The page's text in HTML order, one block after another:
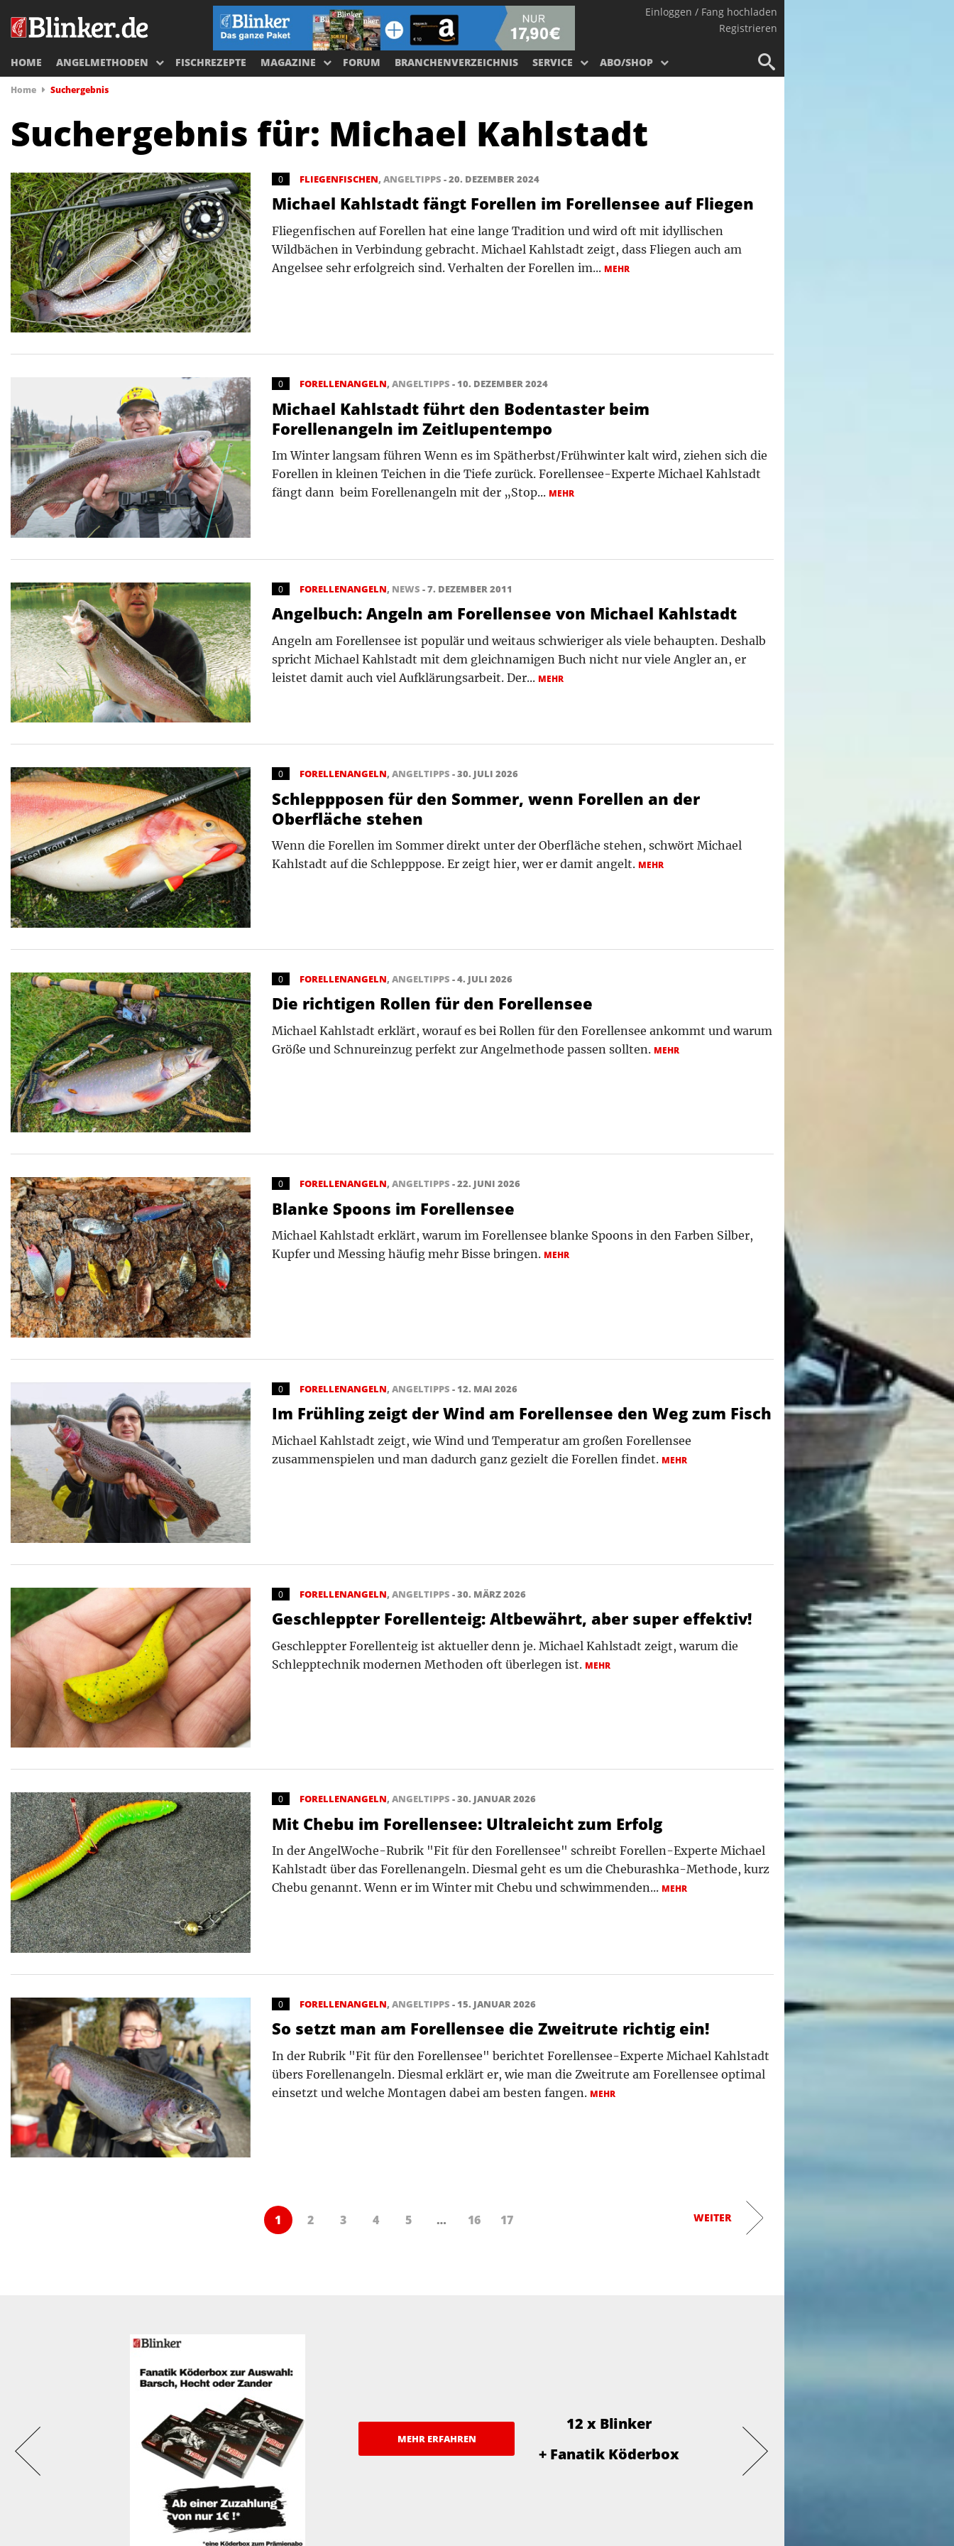
Einloggen / Fang hochladen
Registrieren
HOME ANGELMETHODEN FISCHREZEPTE MAGAZINE FORUM BRANCHENVERZEICHNIS SERVICE ABO/SHOP
Home Suchergebnis
Suchergebnis für: Michael Kahlstadt
0 FLIEGENFISCHEN,ANGELTIPPS - 20. DEZEMBER 2024
Michael Kahlstadt fängt Forellen im Forellensee auf Fliegen
Fliegenfischen auf Forellen hat eine lange Tradition und wird oft mit idyllischen
Wildbächen in Verbindung gebracht. Michael Kahlstadt zeigt, dass Fliegen auch am
Angelsee sehr erfolgreich sind. Verhalten der Forellen im... MEHR
0 FORELLENANGELN,ANGELTIPPS - 10. DEZEMBER 2024
Michael Kahlstadt führt den Bodentaster beim
Forellenangeln im Zeitlupentempo
Im Winter langsam führen Wenn es im Spätherbst/Frühwinter kalt wird, ziehen sich die
Forellen in kleinen Teichen in die Tiefe zurück. Forellensee-Experte Michael Kahlstadt
fängt dann beim Forellenangeln mit der „Stop... MEHR
0 FORELLENANGELN, NEWS - 7. DEZEMBER 2011
Angelbuch: Angeln am Forellensee von Michael Kahlstadt
Angeln am Forellensee ist populär und weitaus schwieriger als viele behaupten. Deshalb
spricht Michael Kahlstadt mit dem gleichnamigen Buch nicht nur viele Angler an, er
leistet damit auch viel Aufklärungsarbeit. Der... MEHR
0 FORELLENANGELN,ANGELTIPPS - 30. JULI 2026
Schleppposen für den Sommer, wenn Forellen an der
Oberfläche stehen
Wenn die Forellen im Sommer direkt unter der Oberfläche stehen, schwört Michael
Kahlstadt auf die Schlepppose. Er zeigt hier, wer er damit angelt. MEHR
0 FORELLENANGELN,ANGELTIPPS - 4. JULI 2026
Die richtigen Rollen für den Forellensee
Michael Kahlstadt erklärt, worauf es bei Rollen für den Forellensee ankommt und warum
Größe und Schnureinzug perfekt zur Angelmethode passen sollten. MEHR
0 FORELLENANGELN,ANGELTIPPS - 22. JUNI 2026
Blanke Spoons im Forellensee
Michael Kahlstadt erklärt, warum im Forellensee blanke Spoons in den Farben Silber,
Kupfer und Messing häufig mehr Bisse bringen. MEHR
0 FORELLENANGELN,ANGELTIPPS - 12. MAI 2026
Im Frühling zeigt der Wind am Forellensee den Weg zum Fisch
Michael Kahlstadt zeigt, wie Wind und Temperatur am großen Forellensee
zusammenspielen und man dadurch ganz gezielt die Forellen findet. MEHR
0 FORELLENANGELN,ANGELTIPPS - 30. MÄRZ 2026
Geschleppter Forellenteig: Altbewährt, aber super effektiv!
Geschleppter Forellenteig ist aktueller denn je. Michael Kahlstadt zeigt, warum die
Schlepptechnik modernen Methoden oft überlegen ist. MEHR
0 FORELLENANGELN,ANGELTIPPS - 30. JANUAR 2026
Mit Chebu im Forellensee: Ultraleicht zum Erfolg
In der AngelWoche-Rubrik "Fit für den Forellensee" schreibt Forellen-Experte Michael
Kahlstadt über das Forellenangeln. Diesmal geht es um die Cheburashka-Methode, kurz
Chebu genannt. Wenn er im Winter mit Chebu und schwimmenden... MEHR
0 FORELLENANGELN,ANGELTIPPS - 15. JANUAR 2026
So setzt man am Forellensee die Zweitrute richtig ein!
In der Rubrik "Fit für den Forellensee" berichtet Forellensee-Experte Michael Kahlstadt
übers Forellenangeln. Diesmal erklärt er, wie man die Zweitrute am Forellensee optimal
einsetzt und welche Montagen dabei am besten fangen. MEHR
WEITER
1 2 3 4 5 … 16 17
12 x Blinker
+ Fanatik Köderbox
MEHR ERFAHREN